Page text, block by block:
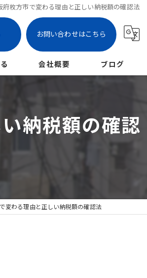
枚方市で変わる理由と正しい納税額の確認法
お問い合わせはこちら
会社概要 ブログ
納税額の確認
変わる理由と正しい納税額の確認法